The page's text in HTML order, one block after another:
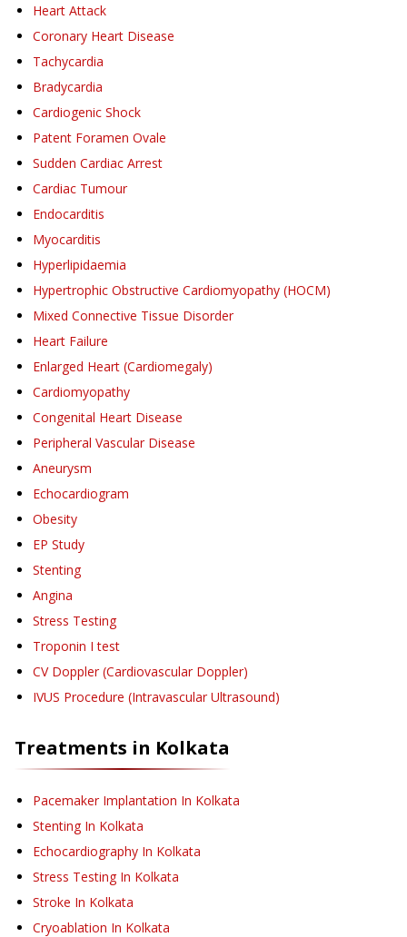
Heart Attack
Coronary Heart Disease
Tachycardia
Bradycardia
Cardiogenic Shock
Patent Foramen Ovale
Sudden Cardiac Arrest
Cardiac Tumour
Endocarditis
Myocarditis
Hyperlipidaemia
Hypertrophic Obstructive Cardiomyopathy (HOCM)
Mixed Connective Tissue Disorder
Heart Failure
Enlarged Heart (Cardiomegaly)
Cardiomyopathy
Congenital Heart Disease
Peripheral Vascular Disease
Aneurysm
Echocardiogram
Obesity
EP Study
Stenting
Angina
Stress Testing
Troponin I test
CV Doppler (Cardiovascular Doppler)
IVUS Procedure (Intravascular Ultrasound)
Treatments in Kolkata
Pacemaker Implantation In Kolkata
Stenting In Kolkata
Echocardiography In Kolkata
Stress Testing In Kolkata
Stroke In Kolkata
Cryoablation In Kolkata